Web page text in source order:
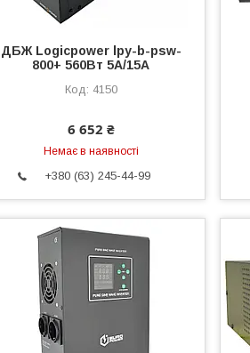
ДБЖ Logicpower lpy-b-psw-
800+ 560Вт 5A/15A
4150
6 652 ₴
Немає в наявності
+380 (63) 245-44-99